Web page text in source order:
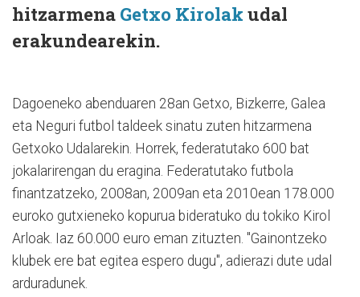
hitzarmena Getxo Kirolak udal
erakundearekin.
Dagoeneko abenduaren 28an Getxo, Bizkerre, Galea
eta Neguri futbol taldeek sinatu zuten hitzarmena
Getxoko Udalarekin. Horrek, federatutako 600 bat
jokalarirengan du eragina. Federatutako futbola
finantzatzeko, 2008an, 2009an eta 2010ean 178.000
euroko gutxieneko kopurua bideratuko du tokiko Kirol
Arloak. Iaz 60.000 euro eman zituzten. "Gainontzeko
klubek ere bat egitea espero dugu", adierazi dute udal
arduradunek.